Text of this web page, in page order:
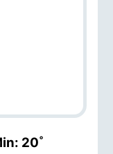
20˚